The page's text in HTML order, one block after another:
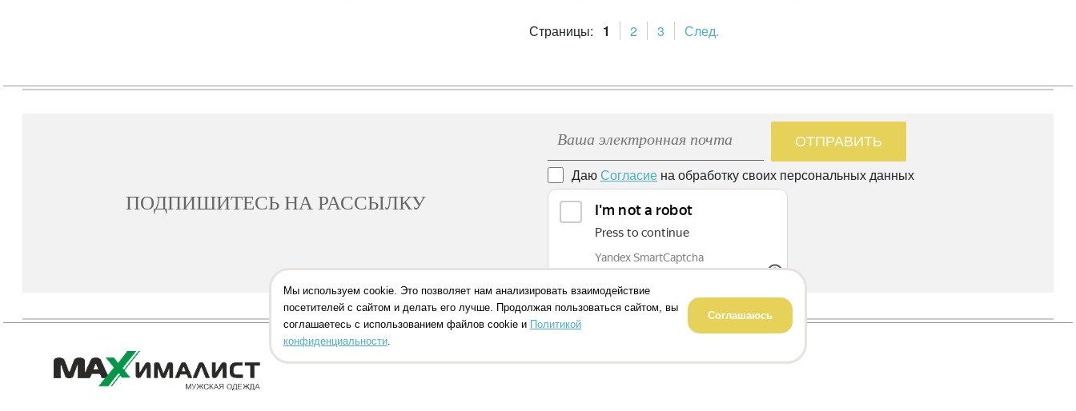
Страницы: 1 2 3 След.
ПОДПИШИТЕСЬ НА РАССЫЛКУ
ОТПРАВИТЬ
ДаюСогласие на обработку своих персональных данных
Мы используем cookie. Это позволяет нам анализировать взаимодействие
посетителей с сайтом и делать его лучше. Продолжая пользоваться сайтом, вы
соглашаетесь с использованием файлов cookie и Политикой
конфиденциальности
Соглашаюсь